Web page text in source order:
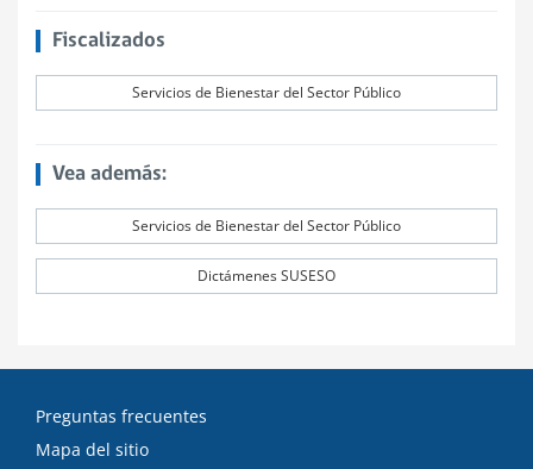
Fiscalizados
Servicios de Bienestar del Sector Público
Vea además:
Servicios de Bienestar del Sector Público
Dictámenes SUSESO
Preguntas frecuentes
Mapa del sitio